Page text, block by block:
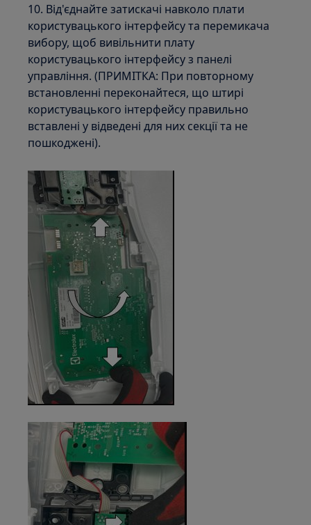
10. Від'єднайте затискачі навколо плати
користувацького інтерфейсу та перемикача
вибору, щоб вивільнити плату
користувацького інтерфейсу з панелі
управління. (ПРИМІТКА: При повторному
встановленні переконайтеся, що штирі
користувацького інтерфейсу правильно
вставлені у відведені для них секції та не
пошкоджені).